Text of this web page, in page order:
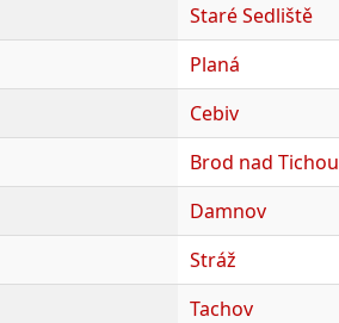
Staré Sedliště
Planá
Cebiv
Brod nad Tichou
Damnov
Stráž
Tachov